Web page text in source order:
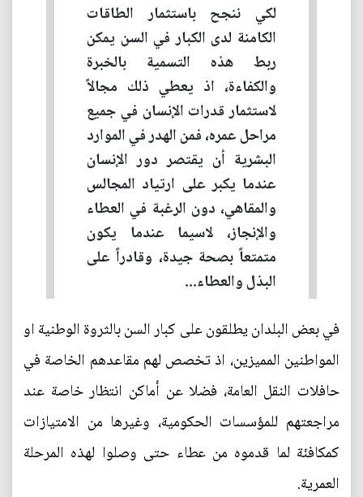
لكي ننجح باستثمار الطاقات
الكامنة لدى الكبار في السن يمكن
ربط هذه التسمية بالخبرة
والكفاءة، اذ يعطي ذلك مجالاً
لاستثمار قدرات الإنسان في جميع
مراحل عمره، فمن الهدر في الموارد
البشرية أن يقتصر دور الإنسان
عندما يكبر على ارتياد المجالس
والمقاهي، دون الرغبة في العطاء
والإنجاز، لاسيما عندما يكون
متمتعاً بصحة جيدة، وقادراً على
البذل والعطاء...
في بعض البلدان يطلقون على كبار السن بالثروة الوطنية او
المواطنين المميزين، اذ تخصص لهم مقاعدهم الخاصة في
حافلات النقل العامة، فضلا عن أماكن انتظار خاصة عند
مراجعتهم للمؤسسات الحكومية، وغيرها من الامتيازات
كمكافئة لما قدموه من عطاء حتى وصلوا لهذه المرحلة
العمرية.